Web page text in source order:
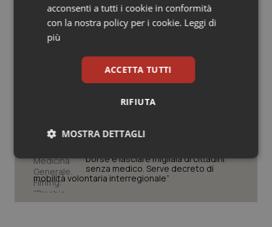
Salute orale & impianti
Sangue & coagulazione
Tumore ovarico
Tumori del Polmone & Testa Collo
Tumori gastrointestinali
West Nile. Rete Izs: “Sorveglianza e
Tracciabilità dei farmaci. Dal Ministero
febbraio 2027 l’adeguamento dei
Formazione Medicina Generale.
borse e lasciare migliaia di cittadini
senza medico. Serve decreto di
mobilità volontaria interregionale”
acconsenti a tutti i cookie in conformità
con la nostra policy per i cookie. Leggi di
più
ACCETTA TUTTI
RIFIUTA
MOSTRA DETTAGLI
Necessari Statistici Marketing